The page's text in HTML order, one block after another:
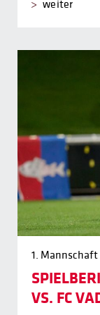
weiter
1. Mannschaft
VS. FC